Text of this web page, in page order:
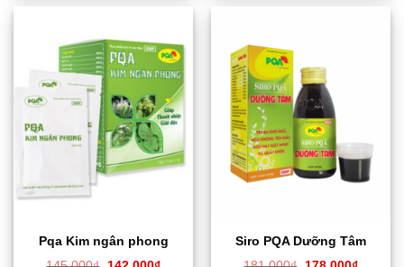
Pqa Kim ngân phong
Siro PQA Dưỡng Tâm